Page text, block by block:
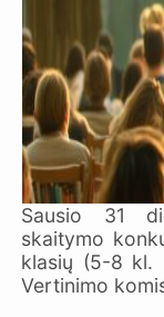
Sausio 31
skaitymo
klasių (5-8 kl.
Vertinimo